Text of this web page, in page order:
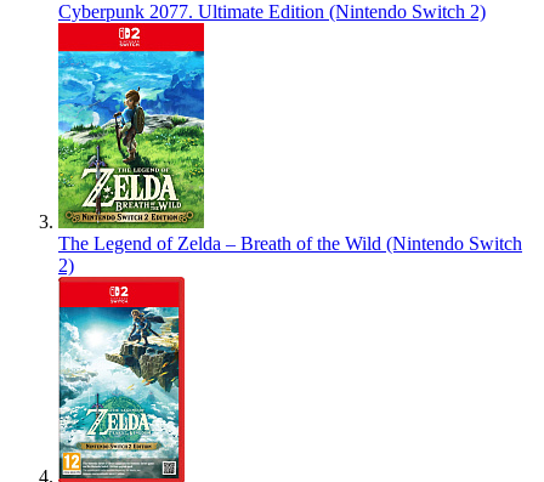
Cyberpunk 2077. Ultimate Edition (Nintendo Switch 2)
The Legend of Zelda – Breath of the Wild (Nintendo Switch
2)